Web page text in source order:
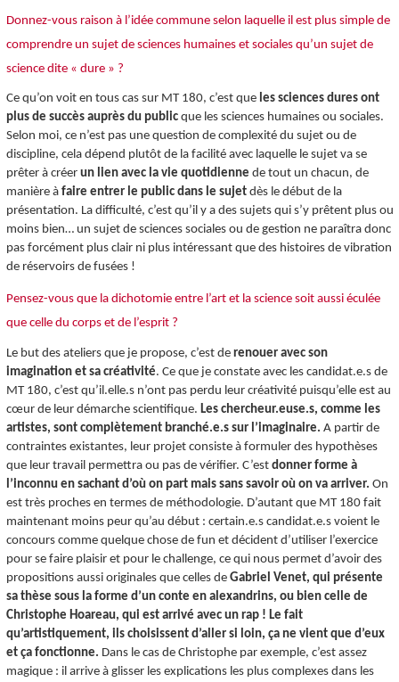
Donnez-vous raison à l’idée commune selon laquelle il est plus simple de
comprendre un sujet de sciences humaines et sociales qu’un sujet de
science dite « dure » ?
Ce qu’on voit en tous cas sur MT 180, c’est que les sciences dures ont
plus de succès auprès du publicque les sciences humaines ou sociales.
Selon moi, ce n’est pas une question de complexité du sujet ou de
discipline, cela dépend plutôt de la facilité avec laquelle le sujet va se
prêter à créer un lien avec la vie quotidienne de tout un chacun, de
manière àfaire entrer le public dans le sujet dès le début de la
présentation. La difficulté, c’est qu’il y a des sujets qui s’y prêtent plus ou
moins bien… un sujet de sciences sociales ou de gestion ne paraîtra donc
pas forcément plus clair ni plus intéressant que des histoires de vibration
de réservoirs de fusées !
Pensez-vous que la dichotomie entre l’art et la science soit aussi éculée
que celle du corps et de l’esprit ?
Le but des ateliers que je propose, c’est de renouer avec son
imagination et sa créativité. Ce que je constate avec les candidat.e.s de
MT 180, c’est qu’il.elle.s n’ont pas perdu leur créativité puisqu’elle est au
cœur de leur démarche scientifique. Les chercheur.euse.s, comme les
artistes, sont complètement branché.e.s sur l’imaginaire. A partir de
contraintes existantes, leur projet consiste à formuler des hypothèses
que leur travail permettra ou pas de vérifier. C’est donner forme à
l’inconnu en sachant d’où on part mais sans savoir où on va arriver. On
est très proches en termes de méthodologie. D’autant que MT 180 fait
maintenant moins peur qu’au début : certain.e.s candidat.e.s voient le
concours comme quelque chose de fun et décident d’utiliser l’exercice
pour se faire plaisir et pour le challenge, ce qui nous permet d’avoir des
propositions aussi originales que celles de Gabriel Venet, qui présente
sa thèse sous la forme d’un conte en alexandrins, ou bien celle de
Christophe Hoareau, qui est arrivé avec un rap ! Le fait
qu’artistiquement, ils choisissent d’aller si loin, ça ne vient que d’eux
et ça fonctionne. Dans le cas de Christophe par exemple, c’est assez
magique : il arrive à glisser les explications les plus complexes dans les